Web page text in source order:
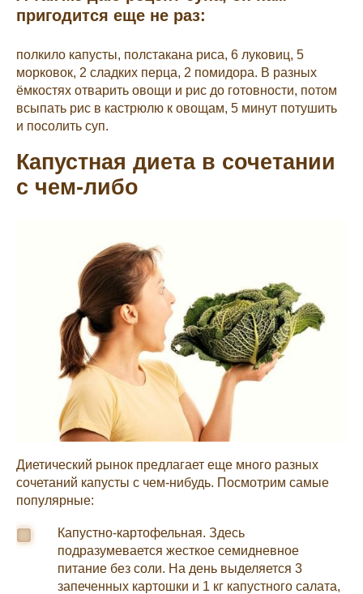
пригодится еще не раз:
полкило капусты, полстакана риса, 6 луковиц, 5
морковок, 2 сладких перца, 2 помидора. В разных
ёмкостях отварить овощи и рис до готовности, потом
всыпать рис в кастрюлю к овощам, 5 минут потушить
и посолить суп.
Капустная диета в сочетании
с чем-либо
Диетический рынок предлагает еще много разных
сочетаний капусты с чем-нибудь. Посмотрим самые
популярные:
Капустно-картофельная. Здесь
подразумевается жесткое семидневное
питание без соли. На день выделяется 3
запеченных картошки и 1 кг капустного салата,